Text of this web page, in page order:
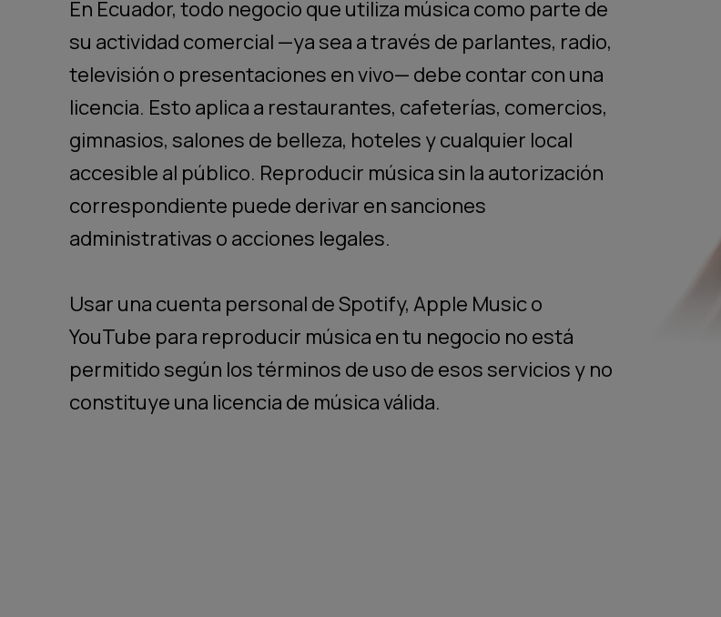
En Ecuador, todo negocio que utiliza música como parte de
su actividad comercial —ya sea a través de parlantes, radio,
televisión o presentaciones en vivo— debe contar con una
licencia. Esto aplica a restaurantes, cafeterías, comercios,
gimnasios, salones de belleza, hoteles y cualquier local
accesible al público. Reproducir música sin la autorización
correspondiente puede derivar en sanciones
administrativas o acciones legales.
Usar una cuenta personal de Spotify, Apple Music o
YouTube para reproducir música en tu negocio no está
permitido según los términos de uso de esos servicios y no
constituye una licencia de música válida.